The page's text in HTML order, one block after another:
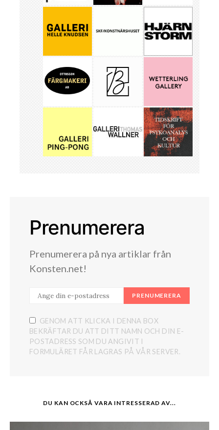
Prenumerera
Prenumerera på nya artiklar från
Konsten.net!
PRENUMERERA
GENOM ATT KLICKA I DENNA BOX
BEKRÄFTAR DU ATT DITT NAMN OCH DIN E-
POSTADRESS SOM DU ANGIVIT I
FORMULÄRET FÅR LAGRAS PÅ VÅR SERVER.
DU KAN OCKSÅ VARA INTRESSERAD AV...